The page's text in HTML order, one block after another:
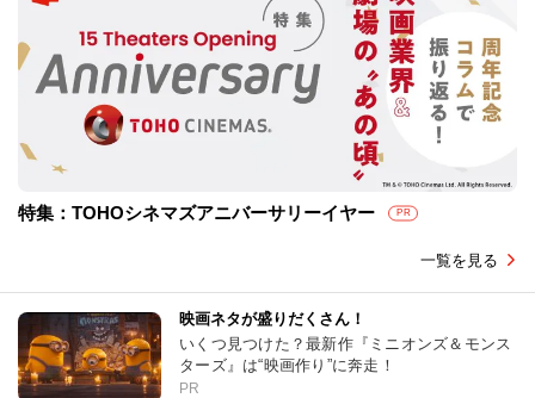
特集：TOHOシネマズアニバーサリーイヤー PR
一覧を見る
映画ネタが盛りだくさん！
いくつ見つけた？最新作『ミニオンズ＆モンス
ターズ』は“映画作り”に奔走！
PR